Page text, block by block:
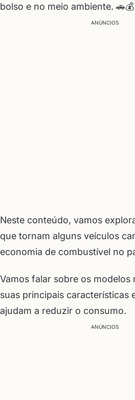
bolso e no meio ambiente. 🚗💰
ANÚNCIOS
Neste conteúdo, vamos
que tornam alguns veículos
economia de combustível no
Vamos falar sobre os modelos
suas principais características
ajudam a reduzir o consumo.
ANÚNCIOS